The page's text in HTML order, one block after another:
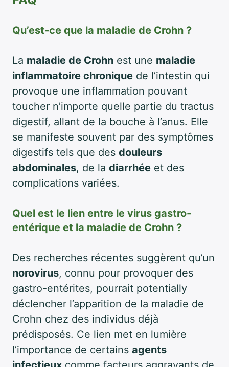
Qu’est-ce que la maladie de Crohn ?
La maladie de Crohn est une maladie
inflammatoire chronique de l’intestin qui
provoque une inflammation pouvant
toucher n’importe quelle partie du tractus
digestif, allant de la bouche à l’anus. Elle
se manifeste souvent par des symptômes
digestifs tels que des douleurs
abdominales, de la diarrhée et des
complications variées.
Quel est le lien entre le virus gastro-
entérique et la maladie de Crohn ?
Des recherches récentes suggèrent qu’un
norovirus, connu pour provoquer des
gastro-entérites, pourrait potentially
déclencher l’apparition de la maladie de
Crohn chez des individus déjà
prédisposés. Ce lien met en lumière
l’importance de certains agents